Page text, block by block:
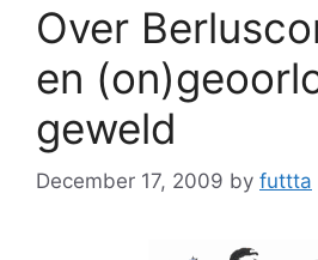
Over
en
geweld
December 17, 2009 by futtta